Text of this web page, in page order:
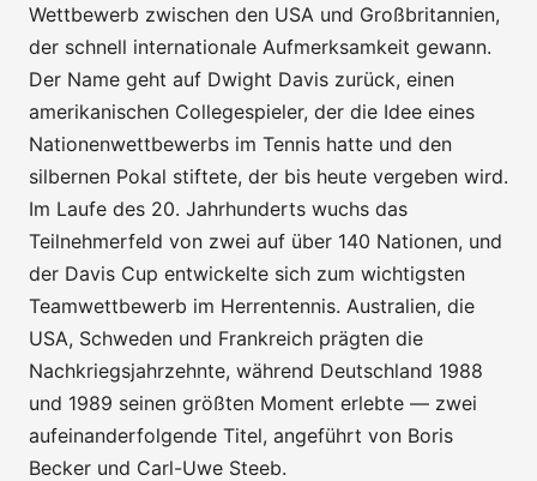
Wettbewerb zwischen den USA und Großbritannien,
der schnell internationale Aufmerksamkeit gewann.
Der Name geht auf Dwight Davis zurück, einen
amerikanischen Collegespieler, der die Idee eines
Nationenwettbewerbs im Tennis hatte und den
silbernen Pokal stiftete, der bis heute vergeben wird.
Im Laufe des 20. Jahrhunderts wuchs das
Teilnehmerfeld von zwei auf über 140 Nationen, und
der Davis Cup entwickelte sich zum wichtigsten
Teamwettbewerb im Herrentennis. Australien, die
USA, Schweden und Frankreich prägten die
Nachkriegsjahrzehnte, während Deutschland 1988
und 1989 seinen größten Moment erlebte — zwei
aufeinanderfolgende Titel, angeführt von Boris
Becker und Carl-Uwe Steeb.